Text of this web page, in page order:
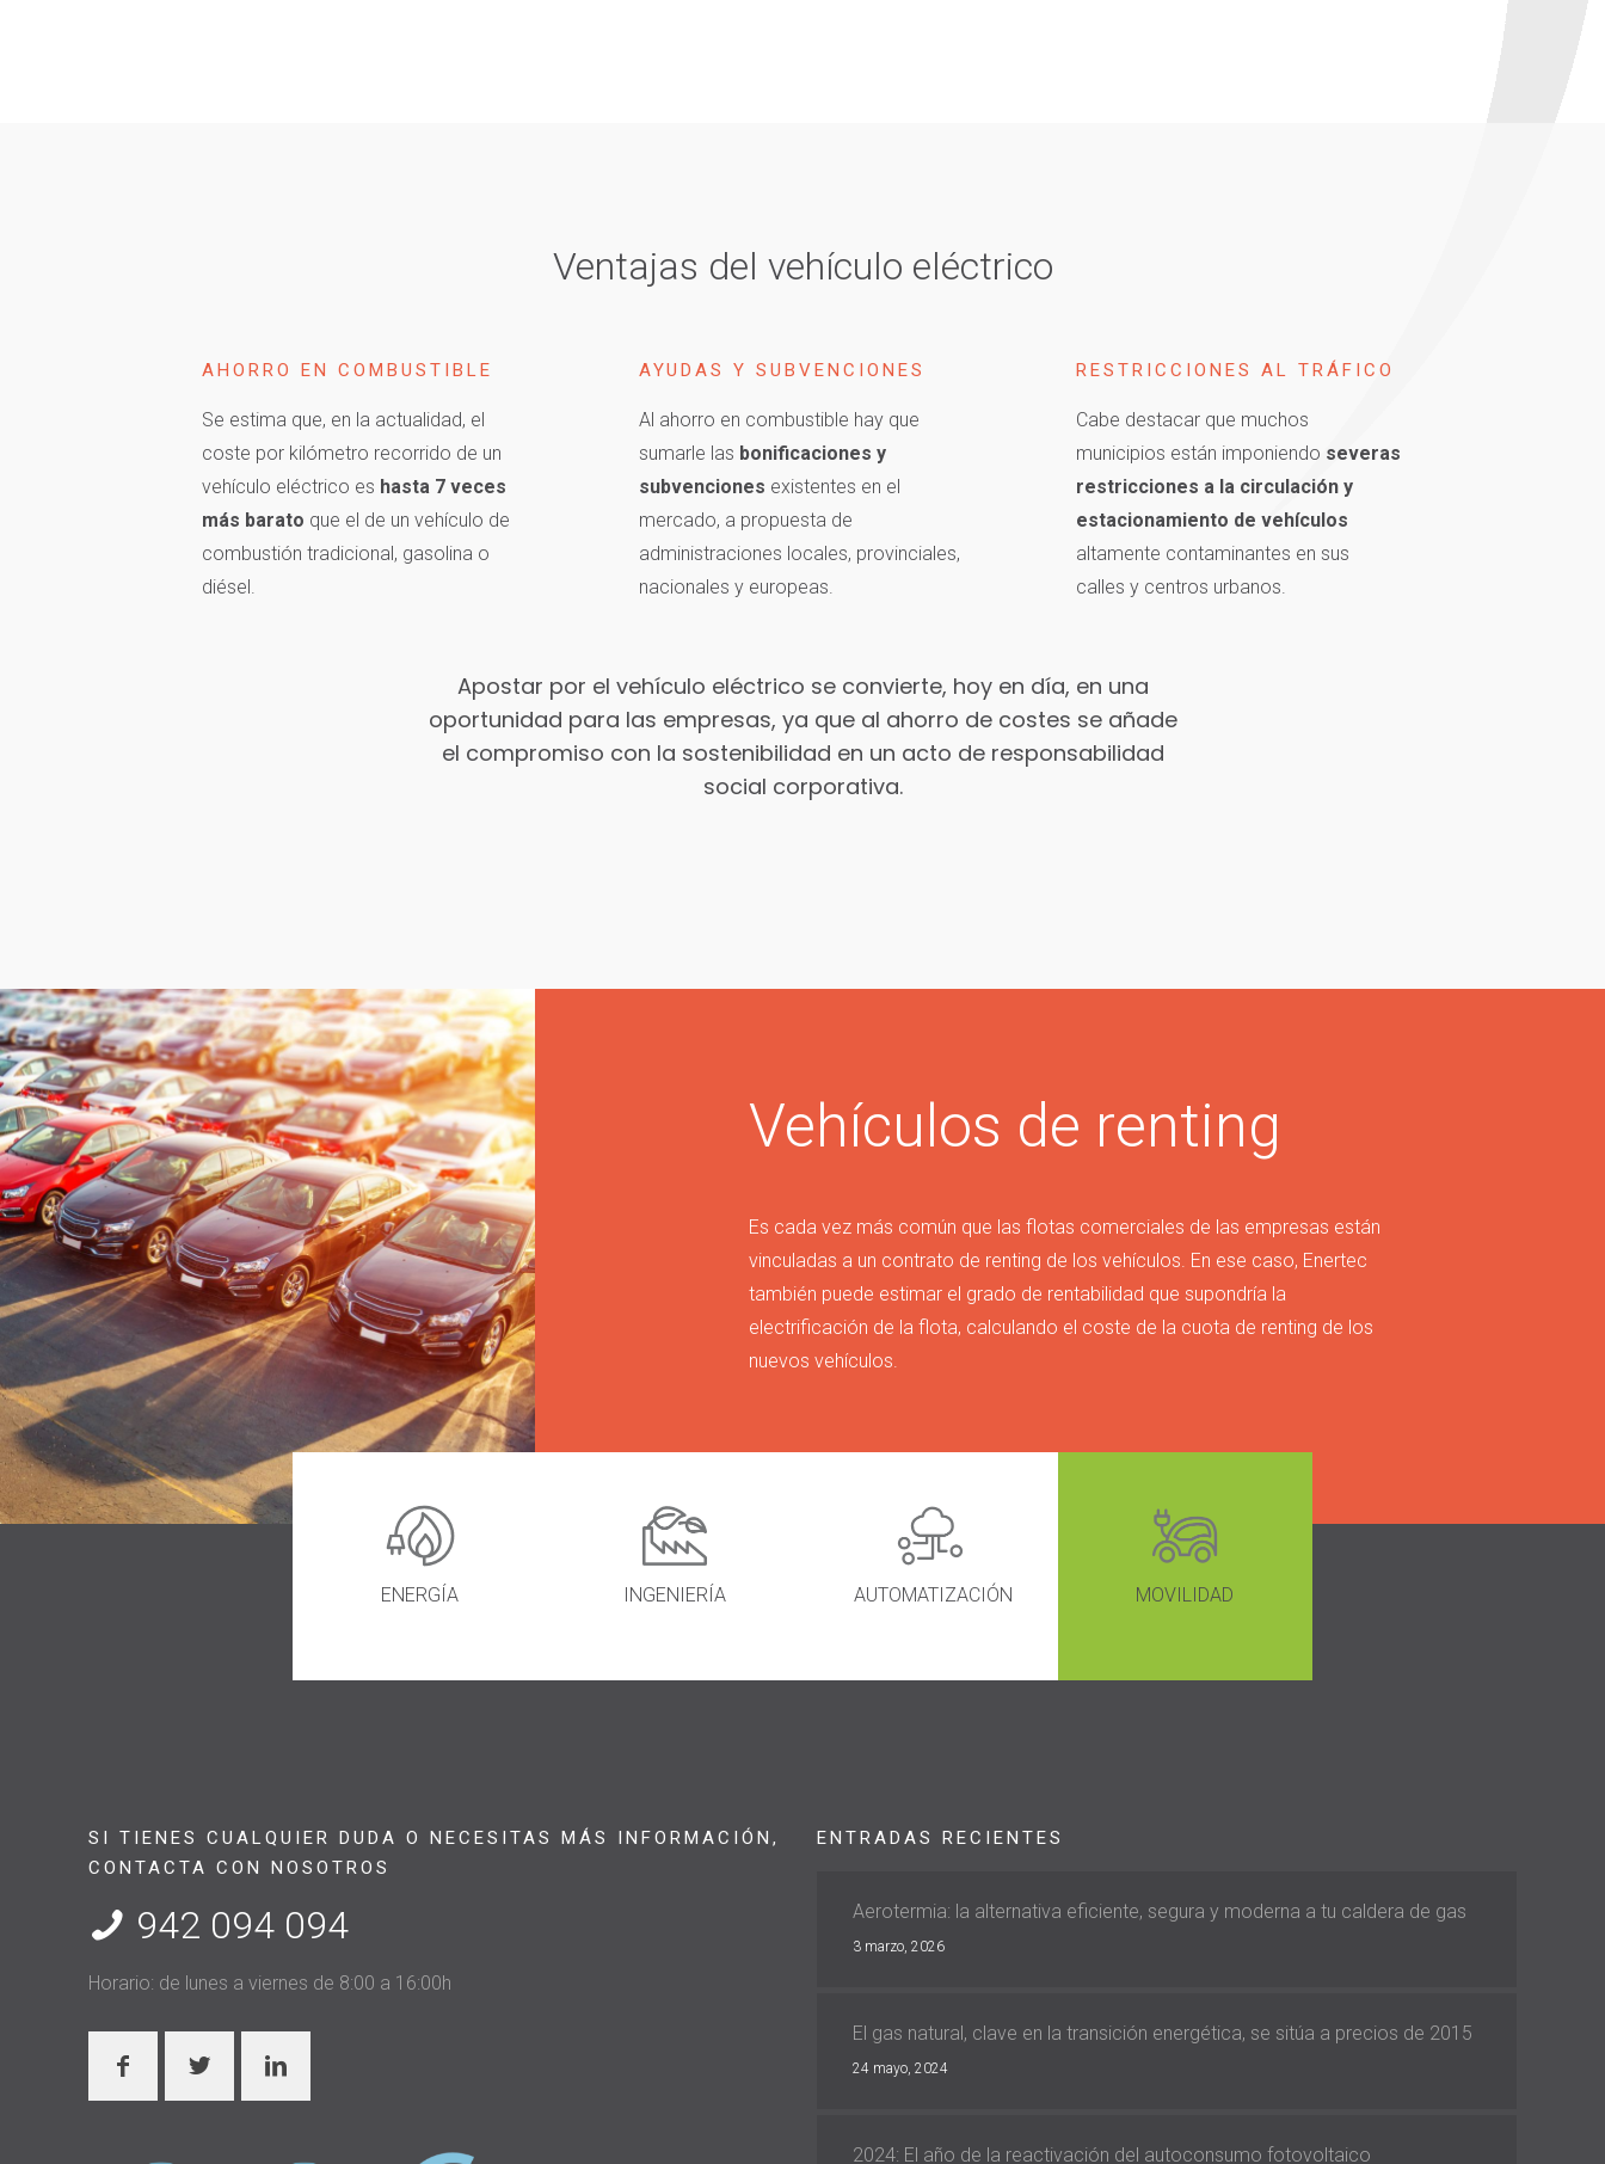
Ventajas del vehículo eléctrico
AHORRO EN COMBUSTIBLE
Se estima que, en la actualidad, el
coste por kilómetro recorrido de un
vehículo eléctrico es hasta 7 veces
más barato que el de un vehículo de
combustión tradicional, gasolina o
diésel.
AYUDAS Y SUBVENCIONES
Al ahorro en combustible hay que
sumarle las bonificaciones y
subvenciones existentes en el
mercado, a propuesta de
administraciones locales, provinciales,
nacionales y europeas.
RESTRICCIONES AL TRÁFICO
Cabe destacar que muchos
municipios están imponiendo severas
restricciones a la circulación y
estacionamiento de vehículos
altamente contaminantes en sus
calles y centros urbanos.
Apostar por el vehículo eléctrico se convierte, hoy en día, en una
oportunidad para las empresas, ya que al ahorro de costes se añade
el compromiso con la sostenibilidad en un acto de responsabilidad
social corporativa.
Vehículos de renting
Es cada vez más común que las flotas comerciales de las empresas están
vinculadas a un contrato de renting de los vehículos. En ese caso, Enertec
también puede estimar el grado de rentabilidad que supondría la
electrificación de la flota, calculando el coste de la cuota de renting de los
nuevos vehículos.
ENERGÍA INGENIERÍA AUTOMATIZACIÓN MOVILIDAD
SI TIENES CUALQUIER DUDA O NECESITAS MÁS INFORMACIÓN,
CONTACTA CON NOSOTROS
942 094 094
Horario: de lunes a viernes de 8:00 a 16:00h
ENTRADAS RECIENTES
Aerotermia: la alternativa eficiente, segura y moderna a tu caldera de gas
3 marzo, 2026
El gas natural, clave en la transición energética, se sitúa a precios de 2015
24 mayo, 2024
2024: El año de la reactivación del autoconsumo fotovoltaico